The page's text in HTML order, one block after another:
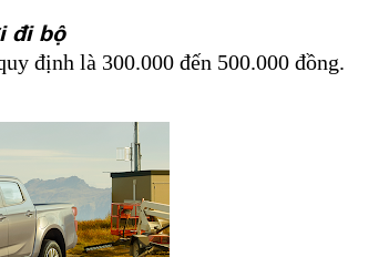
đi bộ
định là 300.000 đến 500.000 đồng.